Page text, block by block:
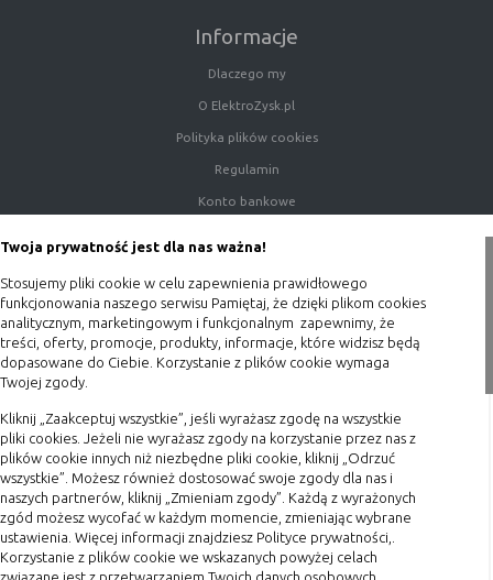
Twoja prywatność jest dla nas ważna!
Stosujemy pliki cookie w celu zapewnienia prawidłowego
funkcjonowania naszego serwisu Pamiętaj, że dzięki plikom cookies
analitycznym, marketingowym i funkcjonalnym zapewnimy, że
treści, oferty, promocje, produkty, informacje, które widzisz będą
dopasowane do Ciebie. Korzystanie z plików cookie wymaga
Twojej zgody.
Kliknij „Zaakceptuj wszystkie”, jeśli wyrażasz zgodę na wszystkie
pliki cookies. Jeżeli nie wyrażasz zgody na korzystanie przez nas z
plików cookie innych niż niezbędne pliki cookie, kliknij „Odrzuć
wszystkie”. Możesz również dostosować swoje zgody dla nas i
naszych partnerów, kliknij „Zmieniam zgody”. Każdą z wyrażonych
zgód możesz wycofać w każdym momencie, zmieniając wybrane
ustawienia. Więcej informacji znajdziesz Polityce prywatności,.
Korzystanie z plików cookie we wskazanych powyżej celach
związane jest z przetwarzaniem Twoich danych osobowych.
umieszczone w urządzeniu końcowym użytkownika:
Opis
(session
cookie umieszczone na czas korzystania z
po jej zamknięciu
stałe
(persistent
cookie)
przeglądarki i pozostaje w urządzeniu
użytkownika na określony czas lub bez
okresu ważności w zależności od ustawień
właściciela witryny
C. Ze względu na pochodzenie – administratora
serwisu, który zarządza cookies:
Rodzaj
Opis
Cookie
własne
cookie umieszczone bezpośrednio przez
właściciela witryny jaka została
Informacje
Dlaczego my
O ElektroZysk.pl
Polityka plików cookies
Regulamin
Konto bankowe
Blog
Zakupy
Terminy realizacji
Koszty przesyłki
Dostawa
Reklamacje
Zwrot towaru
Kontakt